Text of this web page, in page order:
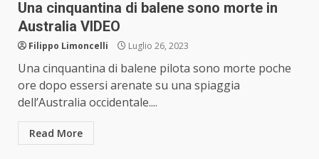
Una cinquantina di balene sono morte in
Australia VIDEO
Filippo Limoncelli Luglio 26, 2023
Una cinquantina di balene pilota sono morte poche
ore dopo essersi arenate su una spiaggia
dell’Australia occidentale....
Read More